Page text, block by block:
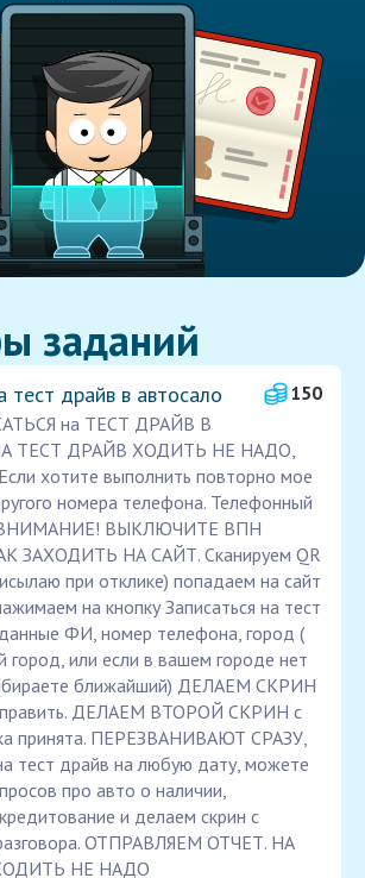
заданий
тест драйв в автосало
150
на ТЕСТ ДРАЙВ В
ТЕСТ ДРАЙВ ХОДИТЬ НЕ НАДО,
хотите выполнить повторно мое
номера телефона. Телефонный
ВНИМАНИЕ! ВЫКЛЮЧИТЕ ВПН
ЗАХОДИТЬ НА САЙТ. Сканируем QR
при отклике) попадаем на сайт
на кнопку Записаться на тест
ФИ, номер телефона, город (
город, или если в вашем городе нет
ближайший) ДЕЛАЕМ СКРИН
ДЕЛАЕМ ВТОРОЙ СКРИН с
принята. ПЕРЕЗВАНИВАЮТ СРАЗУ,
тест драйв на любую дату, можете
про авто о наличии,
и делаем скрин с
ОТПРАВЛЯЕМ ОТЧЕТ. НА
НЕ НАДО